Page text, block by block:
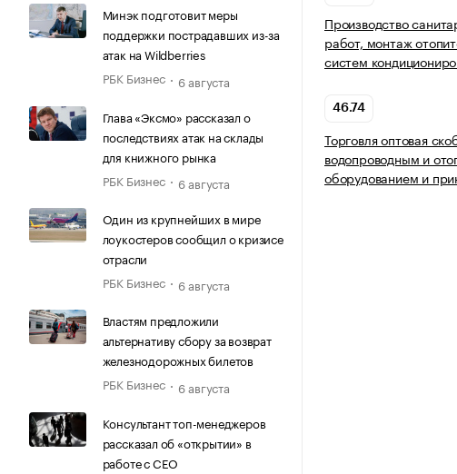
Минэк подготовит меры
поддержки пострадавших из-за
атак на Wildberries
РБК Бизнес
6 августа
Глава «Эксмо» рассказал о
последствиях атак на склады
для книжного рынка
РБК Бизнес
6 августа
Один из крупнейших в мире
лоукостеров сообщил о кризисе
отрасли
РБК Бизнес
6 августа
Властям предложили
альтернативу сбору за возврат
железнодорожных билетов
РБК Бизнес
6 августа
Консультант топ-менеджеров
рассказал об «открытии» в
работе с CEO
Производство
работ, монтаж
систем
46.74
Торговля оптовая
водопроводным и
оборудованием и